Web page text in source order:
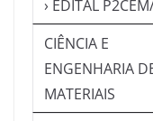
› EDITAL
CIÊNCIA E
ENGENHARIA
MATERIAIS